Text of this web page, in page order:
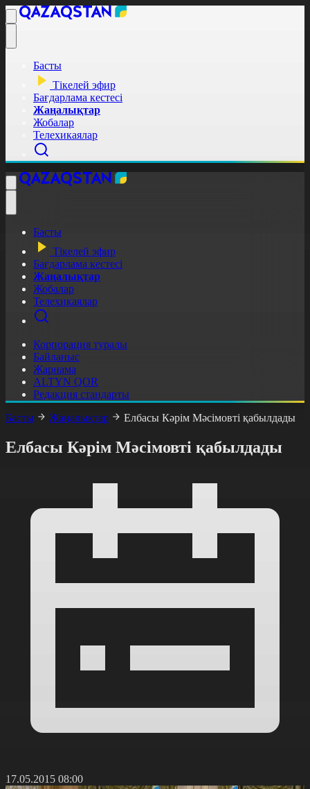
Басты
Тікелей эфир
Бағдарлама кестесі
Жаңалықтар
Жобалар
Телехикаялар
Басты
Тікелей эфир
Бағдарлама кестесі
Жаңалықтар
Жобалар
Телехикаялар
Корпорация туралы
Байланыс
Жарнама
ALTYN QOR
Редакция стандарты
Басты
Жаңалықтар Елбасы Кәрім Мәсімовті қабылдады
Елбасы Кәрім Мәсімовті қабылдады
17.05.2015 08:00